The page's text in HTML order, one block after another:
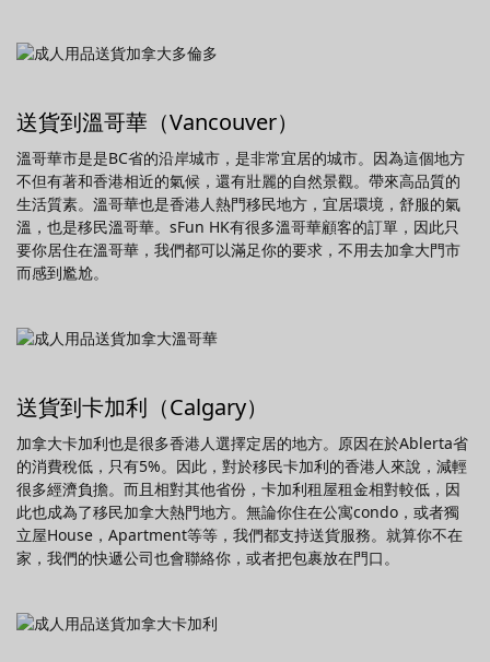
送貨到溫哥華（Vancouver）
溫哥華市是是BC省的沿岸城市，是非常宜居的城市。因為這個地方
不但有著和香港相近的氣候，還有壯麗的自然景觀。帶來高品質的
生活質素。溫哥華也是香港人熱門移民地方，宜居環境，舒服的氣
溫，也是移民溫哥華。sFun HK有很多溫哥華顧客的訂單，因此只
要你居住在溫哥華，我們都可以滿足你的要求，不用去加拿大門市
而感到尷尬。
送貨到卡加利（Calgary）
加拿大卡加利也是很多香港人選擇定居的地方。原因在於Ablerta省
的消費稅低，只有5%。因此，對於移民卡加利的香港人來說，減輕
很多經濟負擔。而且相對其他省份，卡加利租屋租金相對較低，因
此也成為了移民加拿大熱門地方。無論你住在公寓condo，或者獨
立屋House，Apartment等等，我們都支持送貨服務。就算你不在
家，我們的快遞公司也會聯絡你，或者把包裹放在門口。